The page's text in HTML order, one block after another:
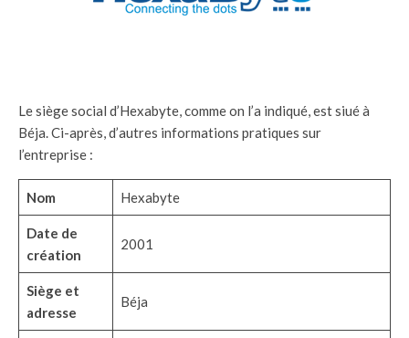
Le siège social d’Hexabyte, comme on l’a indiqué, est siué à
Béja. Ci-après, d’autres informations pratiques sur
l’entreprise :
Nom Hexabyte
Date de
création
2001
Siège et
adresse
Béja